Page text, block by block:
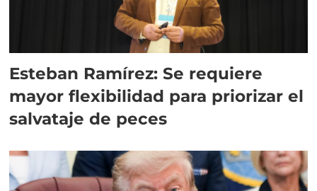
Esteban Ramírez: Se requiere
mayor flexibilidad para priorizar el
salvataje de peces